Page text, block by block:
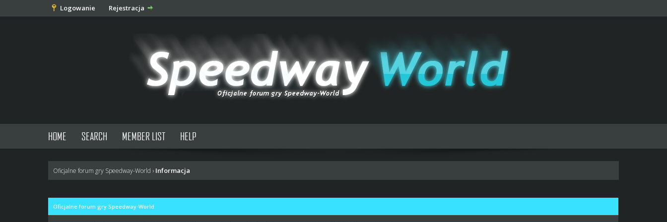
Logowanie Rejestracja
HOME SEARCH MEMBER LIST HELP
Oficjalne forum gry Speedway-World › Informacja
Oficjalne forum gry Speedway-World